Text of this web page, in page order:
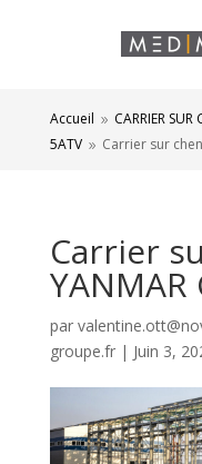
Accueil 9 CARRIER
5ATV 9 Carrier sur
Carrier
YANMAR
par
groupe.fr| Juin 3,